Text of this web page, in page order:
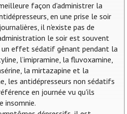
façon d'administrer la
en une prise le soir
il n'existe pas de
le soir est souvent
effet sédatif gênant pendant la
l’imipramine, la fluvoxamine,
la mirtazapine et la
les antidépresseurs non sédatifs
en journée vu qu'ils
insomnie.